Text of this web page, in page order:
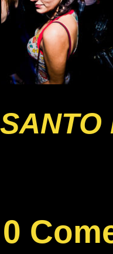
SANTO
0